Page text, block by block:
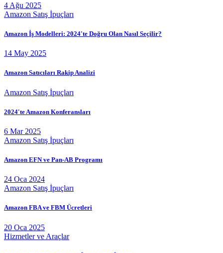
4 Ağu 2025
Amazon Satış İpuçları
Amazon İş Modelleri: 2024'te Doğru Olan Nasıl Seçilir?
14 May 2025
Amazon Satıcıları Rakip Analizi
Amazon Satış İpuçları
2024'te Amazon Konferansları
6 Mar 2025
Amazon Satış İpuçları
Amazon EFN ve Pan-AB Programı
24 Oca 2024
Amazon Satış İpuçları
Amazon FBA ve FBM Ücretleri
20 Oca 2025
Hizmetler ve Araçlar